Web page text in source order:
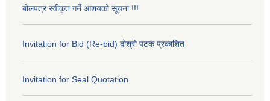
बोलपत्र स्वीकृत गर्ने आशयको सूचना !!!
Invitation for Bid (Re-bid) दोश्रो पटक प्रकाशित
Invitation for Seal Quotation